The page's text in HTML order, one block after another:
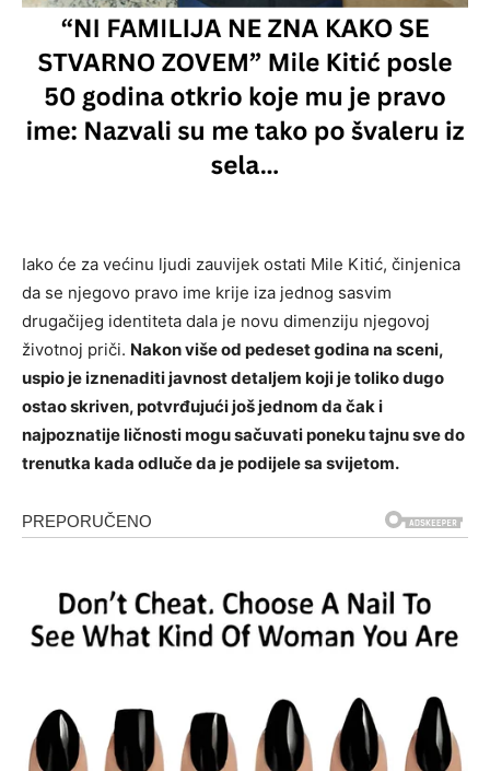
Iako će za većinu ljudi zauvijek ostati Mile Kitić, činjenica
da se njegovo pravo ime krije iza jednog sasvim
drugačijeg identiteta dala je novu dimenziju njegovoj
životnoj priči. Nakon više od pedeset godina na sceni,
uspio je iznenaditi javnost detaljem koji je toliko dugo
ostao skriven, potvrđujući još jednom da čak i
najpoznatije ličnosti mogu sačuvati poneku tajnu sve do
trenutka kada odluče da je podijele sa svijetom.